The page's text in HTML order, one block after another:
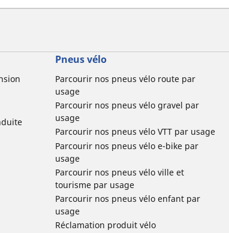
Pneus vélo
Parcourir nos pneus vélo route par
usage
Parcourir nos pneus vélo gravel par
usage
Parcourir nos pneus vélo VTT par usage
Parcourir nos pneus vélo e-bike par
usage
Parcourir nos pneus vélo ville et
tourisme par usage
Parcourir nos pneus vélo enfant par
usage
Réclamation produit vélo